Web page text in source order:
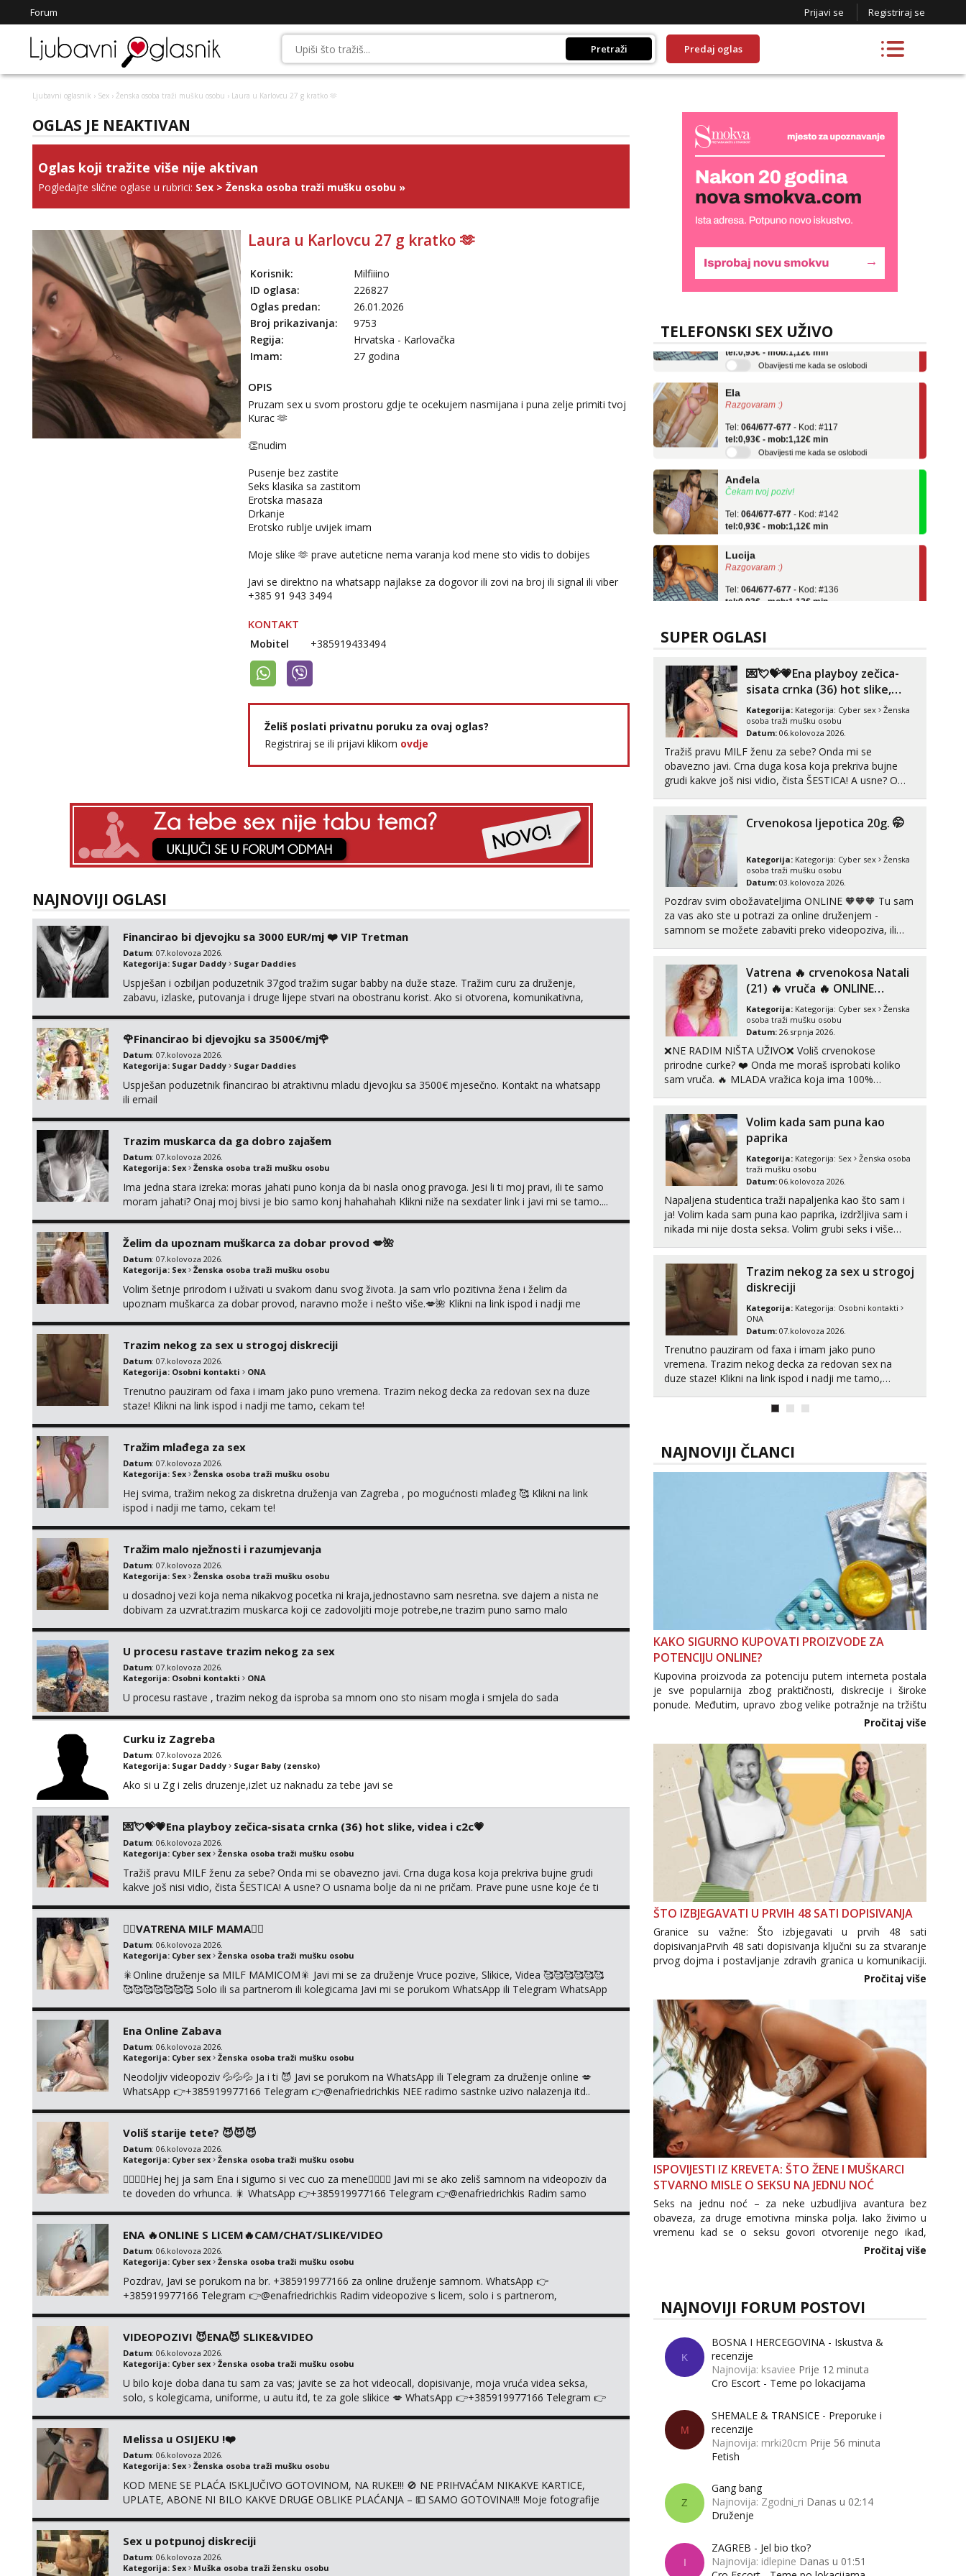
Forum Prijavi se Registriraj se
Pretraži Predaj oglas
Ljubavni oglasnik › Sex › Ženska osoba traži mušku osobu › Laura u Karlovcu 27 g kratko 🫶
OGLAS JE NEAKTIVAN
Oglas koji tražite više nije aktivan
Pogledajte slične oglase u rubrici: Sex > Ženska osoba traži mušku osobu »
Laura u Karlovcu 27 g kratko 🫶
Korisnik:
Milfiiino
ID oglasa:
226827
Oglas predan:
26.01.2026
Broj prikazivanja:
9753
Regija:
Hrvatska - Karlovačka
Imam:
27 godina
OPIS
Pruzam sex u svom prostoru gdje te ocekujem nasmijana i puna zelje primiti tvoj
Kurac 🫶
👏nudim
Pusenje bez zastite
Seks klasika sa zastitom
Erotska masaza
Drkanje
Erotsko rublje uvijek imam
Moje slike 🫶 prave auteticne nema varanja kod mene sto vidis to dobijes
Javi se direktno na whatsapp najlakse za dogovor ili zovi na broj ili signal ili viber
+385 91 943 3494
KONTAKT
Mobitel +385919433494
Želiš poslati privatnu poruku za ovaj oglas?
Registriraj se ili prijavi klikom ovdje
NAJNOVIJI OGLASI
Financirao bi djevojku sa 3000 EUR/mj ❤️ VIP Tretman
Datum: 07.kolovoza 2026.
Kategorija: Sugar Daddy Sugar Daddies
Uspješan i ozbiljan poduzetnik 37god tražim sugar babby na duže staze. Tražim curu za druženje,
zabavu, izlaske, putovanja i druge lijepe stvari na obostranu korist. Ako si otvorena, komunikativna,
🌹Financirao bi djevojku sa 3500€/mj🌹
Datum: 07.kolovoza 2026.
Kategorija: Sugar Daddy Sugar Daddies
Uspješan poduzetnik financirao bi atraktivnu mladu djevojku sa 3500€ mjesečno. Kontakt na whatsapp
ili email
Trazim muskarca da ga dobro zajašem
Datum: 07.kolovoza 2026.
Kategorija: Sex Ženska osoba traži mušku osobu
Ima jedna stara izreka: moras jahati puno konja da bi nasla onog pravoga. Jesi li ti moj pravi, ili te samo
moram jahati? Onaj moj bivsi je bio samo konj hahahahah Klikni niže na sexdater link i javi mi se tamo....
Želim da upoznam muškarca za dobar provod 💋🌺
Datum: 07.kolovoza 2026.
Kategorija: Sex Ženska osoba traži mušku osobu
Volim šetnje prirodom i uživati u svakom danu svog života. Ja sam vrlo pozitivna žena i želim da
upoznam muškarca za dobar provod, naravno može i nešto više.💋🌺 Klikni na link ispod i nadji me
Trazim nekog za sex u strogoj diskreciji
Datum: 07.kolovoza 2026.
Kategorija: Osobni kontakti ONA
Trenutno pauziram od faxa i imam jako puno vremena. Trazim nekog decka za redovan sex na duze
staze! Klikni na link ispod i nadji me tamo, cekam te!
Tražim mlađega za sex
Datum: 07.kolovoza 2026.
Kategorija: Sex Ženska osoba traži mušku osobu
Hej svima, tražim nekog za diskretna druženja van Zagreba , po mogućnosti mlađeg 🥰 Klikni na link
ispod i nadji me tamo, cekam te!
Tražim malo nježnosti i razumjevanja
Datum: 07.kolovoza 2026.
Kategorija: Sex Ženska osoba traži mušku osobu
u dosadnoj vezi koja nema nikakvog pocetka ni kraja,jednostavno sam nesretna. sve dajem a nista ne
dobivam za uzvrat.trazim muskarca koji ce zadovoljiti moje potrebe,ne trazim puno samo malo
U procesu rastave trazim nekog za sex
Datum: 07.kolovoza 2026.
Kategorija: Osobni kontakti ONA
U procesu rastave , trazim nekog da isproba sa mnom ono sto nisam mogla i smjela do sada
Curku iz Zagreba
Datum: 07.kolovoza 2026.
Kategorija: Sugar Daddy Sugar Baby (zensko)
Ako si u Zg i zelis druzenje,izlet uz naknadu za tebe javi se
💌💘💝💗Ena playboy zečica-sisata crnka (36) hot slike, videa i c2c💗
Datum: 06.kolovoza 2026.
Kategorija: Cyber sex Ženska osoba traži mušku osobu
Tražiš pravu MILF ženu za sebe? Onda mi se obavezno javi. Crna duga kosa koja prekriva bujne grudi
kakve još nisi vidio, čista ŠESTICA! A usne? O usnama bolje da ni ne pričam. Prave pune usne koje će ti
❤️‍🔥VATRENA MILF MAMA❤️‍🔥
Datum: 06.kolovoza 2026.
Kategorija: Cyber sex Ženska osoba traži mušku osobu
🎇Online druženje sa MILF MAMICOM🎇 Javi mi se za druženje Vruce pozive, Slikice, Videa 🥰🥰🥰🥰🥰🥰
🥰🥰🥰🥰🥰🥰🥰 Solo ili sa partnerom ili kolegicama Javi mi se porukom WhatsApp ili Telegram WhatsApp
Ena Online Zabava
Datum: 06.kolovoza 2026.
Kategorija: Cyber sex Ženska osoba traži mušku osobu
Neodoljiv videopoziv 💦💦💦 Ja i ti 😈 Javi se porukom na WhatsApp ili Telegram za druženje online 💋
WhatsApp 👉+385919977166 Telegram 👉@enafriedrichkis NEE radimo sastnke uzivo nalazenja itd..
Voliš starije tete? 😈😈😈
Datum: 06.kolovoza 2026.
Kategorija: Cyber sex Ženska osoba traži mušku osobu
❤️‍🔥❤️‍🔥Hej hej ja sam Ena i sigurno si vec cuo za mene❤️‍🔥❤️‍🔥 Javi mi se ako zeliš samnom na videopoziv da
te doveden do vrhunca. 🎇 WhatsApp 👉+385919977166 Telegram 👉@enafriedrichkis Radim samo
ENA 🔥ONLINE S LICEM🔥CAM/CHAT/SLIKE/VIDEO
Datum: 06.kolovoza 2026.
Kategorija: Cyber sex Ženska osoba traži mušku osobu
Pozdrav, Javi se porukom na br. +385919977166 za online druženje samnom. WhatsApp 👉
+385919977166 Telegram 👉@enafriedrichkis Radim videopozive s licem, solo i s partnerom,
NIŠTA UŽI...
VIDEOPOZIVI 😈ENA😈 SLIKE&VIDEO
Datum: 06.kolovoza 2026.
Kategorija: Cyber sex Ženska osoba traži mušku osobu
U bilo koje doba dana tu sam za vas; javite se za hot videocall, dopisivanje, moja vruća videa seksa,
solo, s kolegicama, uniforme, u autu itd, te za gole slikice 💋 WhatsApp 👉+385919977166 Telegram 👉
Melissa u OSIJEKU !❤️
Datum: 06.kolovoza 2026.
Kategorija: Sex Ženska osoba traži mušku osobu
KOD MENE SE PLAĆA ISKLJUČIVO GOTOVINOM, NA RUKE!!! 🚫 NE PRIHVAĆAM NIKAKVE KARTICE,
UPLATE, ABONE NI BILO KAKVE DRUGE OBLIKE PLAĆANJA – 💵 SAMO GOTOVINA!!! Moje fotografije
Sex u potpunoj diskreciji
Datum: 06.kolovoza 2026.
Kategorija: Sex Muška osoba traži žensku osobu
TELEFONSKI SEX UŽIVO
Lucija
Tel:064/677-677 - Kod: #136
tel:0,93€ - mob:1,12€ min
Obavijesti me kada se oslobodi
Razgovaram :)
tel:0,93€ - mob:1,12€ min
Obavijesti me kada se oslobodi
Čekam tvoj poziv!
tel:0,93€ - mob:1,12€ min
Razgovaram :)
tel:0,93€ - mob:1,12€ min
Obavijesti me kada se oslobodi
Razgovaram :)
tel:0,93€ - mob:1,12€ min
Obavijesti me kada se oslobodi
Anđela
Čekam tvoj poziv!
Tel: 064/677-677- Kod: #142
tel:0,93€ - mob:1,12€ min
SUPER OGLASI
💌💘💝💗Ena playboy zečica-
sisata crnka (36) hot slike,
videa i c2c💗
Kategorija: Kategorija: Cyber sex
Ženska
osoba traži mušku osobu
Datum: 06.kolovoza 2026.
Tražiš pravu MILF ženu za sebe? Onda mi se
obavezno javi. Crna duga kosa koja prekriva bujne
grudi kakve još nisi vidio, čista ŠESTICA! A usne? O
nisi vidio. Uvijek sam spremna za ONLOINE zabavu...
Crvenokosa ljepotica 20g. 🤭
Kategorija: Kategorija: Cyber sex
Ženska
osoba traži mušku osobu
Datum: 03.kolovoza 2026.
Pozdrav svim obožavateljima ONLINE 🧡🧡🧡 Tu sam
za vas ako ste u potrazi za online druženjem -
samnom se možete zabaviti preko videopoziva, ili
tipkanja uz slike i hot line pozive. Za vas sam
pripremila ...
Vatrena ‎️‍🔥 crvenokosa Natali
(21) ‎️‍🔥 vruča‎ ️‍🔥 ONLINE
ZABAVA
Kategorija: Kategorija: Cyber sex
Ženska
osoba traži mušku osobu
Datum: 26.srpnja 2026.
❌NE RADIM NIŠTA UŽIVO❌ Voliš crvenokose
prirodne curke? ❤️ Onda me moraš isprobati koliko
sam vruča.‎ ️‍🔥 MLADA vražica koja ima 100%
možeš pranaći nešto po svojoj mjeri. Sexi videa s
kolegica...
Volim kada sam puna kao
paprika
Kategorija: Kategorija: Sex
Ženska osoba
traži mušku osobu
Datum: 06.kolovoza 2026.
Napaljena studentica traži napaljenka kao što sam i
ja! Volim kada sam puna kao paprika, izdržljiva sam i
nikada mi nije dosta seksa. Volim grubi seks i više
cekam te!
Trazim nekog za sex u strogoj
diskreciji
Kategorija: Kategorija: Osobni kontakti
ONA
Datum: 07.kolovoza 2026.
Trenutno pauziram od faxa i imam jako puno
vremena. Trazim nekog decka za redovan sex na
duze staze! Klikni na link ispod i nadji me tamo,
NAJNOVIJI ČLANCI
KAKO SIGURNO KUPOVATI PROIZVODE ZA
POTENCIJU ONLINE?
Kupovina proizvoda za potenciju putem interneta postala
je sve popularnija zbog praktičnosti, diskrecije i široke
ponude. Međutim, upravo zbog velike potražnje na tržištu
se pojavljuju i brojni krivotvoreni proizvodi, nepouzdane
internetske trgovine te proizvodi nepoznatog podrijetla. ...
Pročitaj više
ŠTO IZBJEGAVATI U PRVIH 48 SATI DOPISIVANJA
Granice su važne: Što izbjegavati u prvih 48 sati
dopisivanjaPrvih 48 sati dopisivanja ključni su za stvaranje
prvog dojma i postavljanje zdravih granica u komunikaciji.
Važno je izbjeći prebrzo otkrivanje osobnih ili intimnih
informacija, jer nepoznata osoba još nije zaslužila to
povjerenje. Takođe...
Pročitaj više
ISPOVIJESTI IZ KREVETA: ŠTO ŽENE I MUŠKARCI
STVARNO MISLE O SEKSU NA JEDNU NOĆ
Seks na jednu noć – za neke uzbudljiva avantura bez
obaveza, za druge emotivna minska polja. Iako živimo u
vremenu kad se o seksu govori otvorenije nego ikad,
tema „jedne noći strasti“ i dalje izaziva burne rasprave. Što
Pročitaj više
NAJNOVIJI FORUM POSTOVI
K
BOSNA I HERCEGOVINA - Iskustva &
recenzije
Najnovija: ksaviee Prije 12 minuta
Cro Escort - Teme po lokacijama
M
SHEMALE & TRANSICE - Preporuke i
recenzije
Najnovija: mrki20cm Prije 56 minuta
Fetish
Z
Gang bang
Najnovija: Zgodni_ri Danas u 02:14
Druženje
I
ZAGREB - Jel bio tko?
Najnovija: idlepine Danas u 01:51